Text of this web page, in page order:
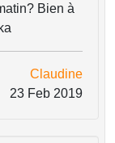
Bien à
Claudine
23 Feb 2019